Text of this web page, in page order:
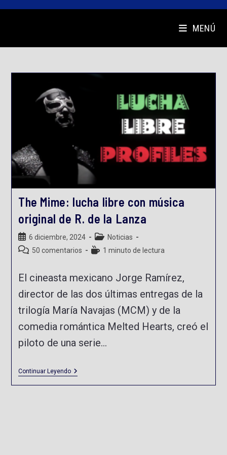
MENÚ
The Mime: lucha libre con música
original de R. de la Lanza
6 diciembre, 2024
Noticias
50 comentarios
1 minuto de lectura
El cineasta mexicano Jorge Ramírez,
director de las dos últimas entregas de la
trilogía María Navajas (MCM) y de la
comedia romántica Melted Hearts, creó el
piloto de una serie…
Continuar Leyendo